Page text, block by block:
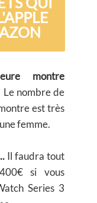
montre
nombre de
est très
femme.
Il faudra tout
si vous
Series 3